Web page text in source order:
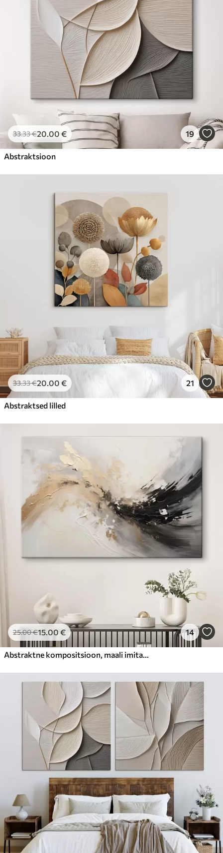
33.33€20.00 € 19
Abstraktsioon
33.33€20.00 € 21
Abstraktsed lilled
25.00€15.00 € 14
Abstraktne kompositsioon, maali imitatsioon